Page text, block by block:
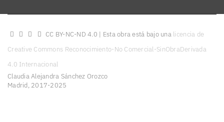
CC BY-NC-ND 4.0 | Esta obra está bajo una licencia de
Creative Commons Reconocimiento-No Comercial-SinObraDerivada
4.0 Internacional
Claudia Alejandra Sánchez Orozco
Madrid, 2017-2025